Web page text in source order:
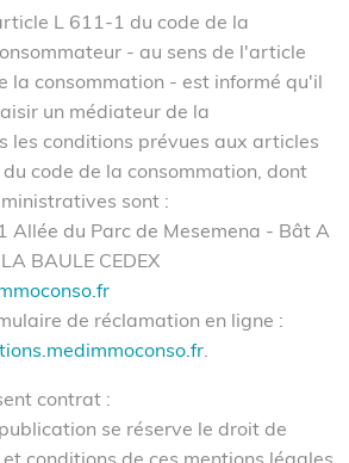
L 611-1 du code de la
- au sens de l'article
la consommation - est informé qu'il
un médiateur de la
les conditions prévues aux articles
code de la consommation, dont
sont :
Allée du Parc de Mesemena - Bât A
BAULE CEDEX
de réclamation en ligne :
.
contrat :
se réserve le droit de